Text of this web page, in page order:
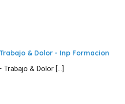
& Dolor - Inp Formacion
Trabajo & Dolor […]